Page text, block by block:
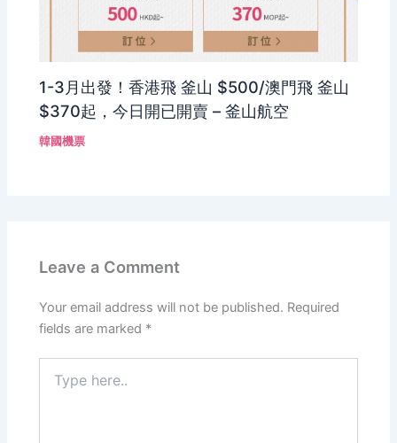
1-3月出發！香港飛 釜山 $500/澳門飛 釜山
$370起，今日開已開賣 – 釜山航空
韓國機票
Leave a Comment
Your email address will not be published. Required
fields are marked *
here..